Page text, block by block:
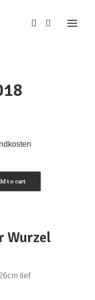
to cart
Wurzel
tief